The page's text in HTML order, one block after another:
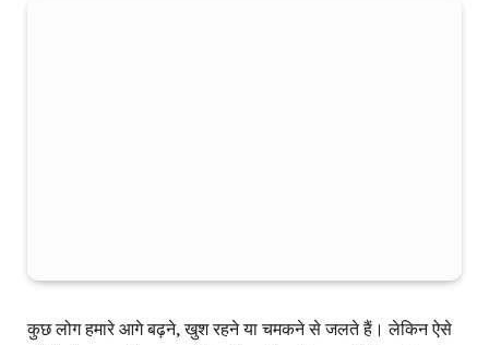
कुछ लोग हमारे आगे बढ़ने, खुश रहने या चमकने से जलते हैं। लेकिन ऐसे